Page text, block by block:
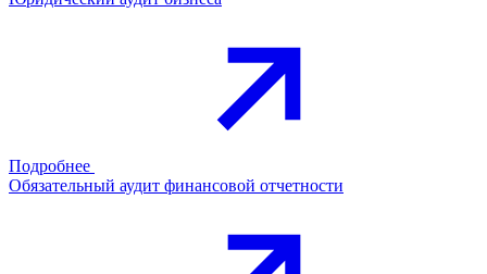
Подробнее
Обязательный аудит финансовой отчетности